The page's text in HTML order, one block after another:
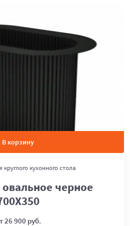
В корзину
круглого кухонного стола
черное
26 900 руб.